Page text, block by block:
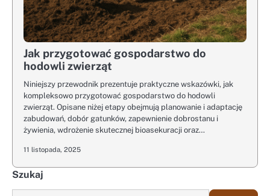
Jak przygotować gospodarstwo do
hodowli zwierząt
Niniejszy przewodnik prezentuje praktyczne wskazówki, jak
kompleksowo przygotować gospodarstwo do hodowli
zwierząt. Opisane niżej etapy obejmują planowanie i adaptację
zabudowań, dobór gatunków, zapewnienie dobrostanu i
żywienia, wdrożenie skutecznej bioasekuracji oraz…
11 listopada, 2025
Szukaj